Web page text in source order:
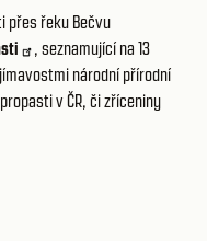
přes řeku Bečvu
, seznamující na 13
národní přírodní
v ČR, či zříceniny